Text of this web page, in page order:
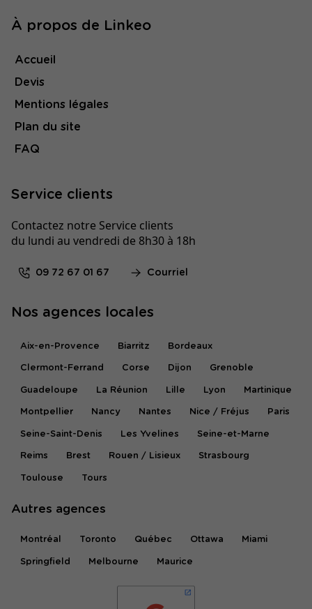
À propos de Linkeo
Accueil
Devis
Mentions légales
Plan du site
FAQ
Service clients
Contactez notre Service clients
du lundi au vendredi de 8h30 à 18h
09 72 67 01 67 Courriel
Nos agences locales
Aix-en-Provence Biarritz Bordeaux
Clermont-Ferrand Corse Dijon Grenoble
Guadeloupe La Réunion Lille Lyon Martinique
Montpellier Nancy Nantes Nice / Fréjus Paris
Seine-Saint-Denis Les Yvelines Seine-et-Marne
Reims Brest Rouen / Lisieux Strasbourg
Toulouse Tours
Autres agences
Montréal Toronto Québec Ottawa Miami
Springfield Melbourne Maurice